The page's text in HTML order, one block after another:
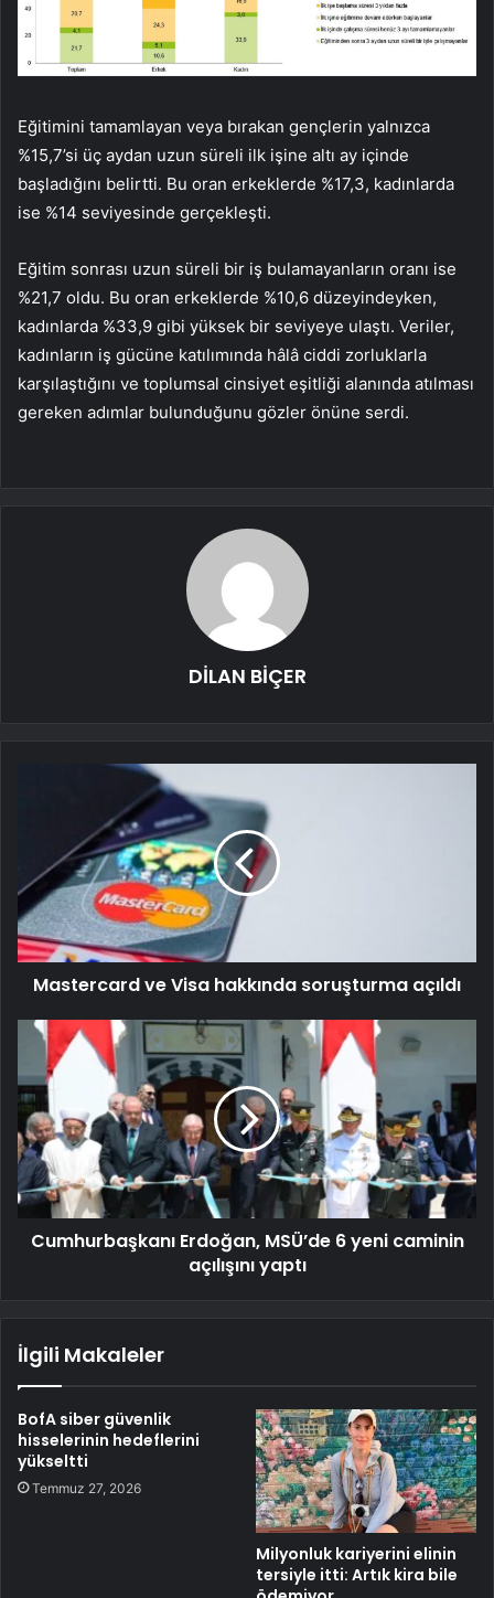
Eğitimini tamamlayan veya bırakan gençlerin yalnızca
%15,7’si üç aydan uzun süreli ilk işine altı ay içinde
başladığını belirtti. Bu oran erkeklerde %17,3, kadınlarda
ise %14 seviyesinde gerçekleşti.
Eğitim sonrası uzun süreli bir iş bulamayanların oranı ise
%21,7 oldu. Bu oran erkeklerde %10,6 düzeyindeyken,
kadınlarda %33,9 gibi yüksek bir seviyeye ulaştı. Veriler,
kadınların iş gücüne katılımında hâlâ ciddi zorluklarla
karşılaştığını ve toplumsal cinsiyet eşitliği alanında atılması
gereken adımlar bulunduğunu gözler önüne serdi.
DİLAN BİÇER
Mastercard ve Visa hakkında soruşturma açıldı
Cumhurbaşkanı Erdoğan, MSÜ’de 6 yeni caminin
açılışını yaptı
İlgili Makaleler
BofA siber güvenlik
hisselerinin hedeflerini
yükseltti
Temmuz 27, 2026
Milyonluk kariyerini elinin
tersiyle itti: Artık kira bile